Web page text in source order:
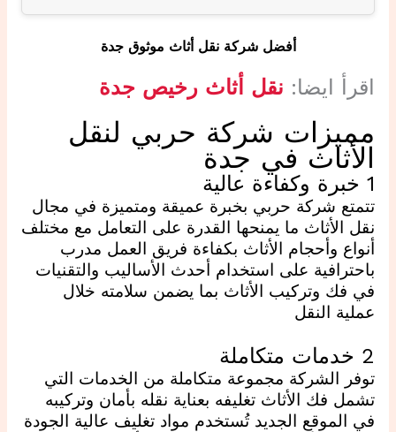
أفضل شركة نقل أثاث موثوق جدة
اقرأ ايضا: نقل أثاث رخيص جدة
مميزات شركة حربي لنقل
الأثاث في جدة
1 خبرة وكفاءة عالية
تتمتع شركة حربي بخبرة عميقة ومتميزة في مجال
نقل الأثاث ما يمنحها القدرة على التعامل مع مختلف
أنواع وأحجام الأثاث بكفاءة فريق العمل مدرب
باحترافية على استخدام أحدث الأساليب والتقنيات
في فك وتركيب الأثاث بما يضمن سلامته خلال
عملية النقل
2 خدمات متكاملة
توفر الشركة مجموعة متكاملة من الخدمات التي
تشمل فك الأثاث تغليفه بعناية نقله بأمان وتركيبه
في الموقع الجديد تُستخدم مواد تغليف عالية الجودة